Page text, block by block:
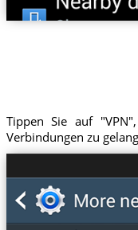
Tippen Sie auf
Verbindungen zu